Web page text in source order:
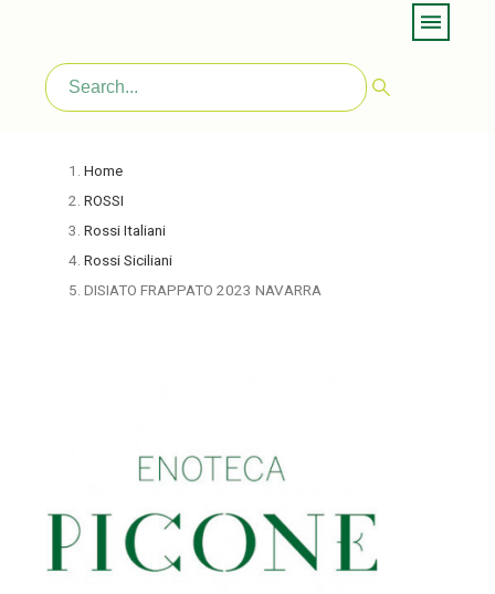
Home
ROSSI
Rossi Italiani
Rossi Siciliani
DISIATO FRAPPATO 2023 NAVARRA